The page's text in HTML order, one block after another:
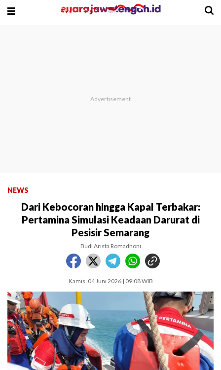
NEWS
Dari Kebocoran hingga Kapal Terbakar:
Pertamina Simulasi Keadaan Darurat di
Pesisir Semarang
Budi Arista Romadhoni
Kamis, 04 Juni 2026 | 09:08 WIB